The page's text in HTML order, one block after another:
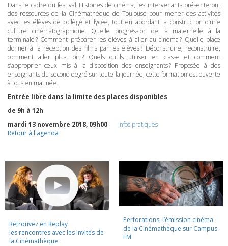
Dans le cadre du festival Histoires de cinéma, les intervenants présenteront
des ressources de la Cinémathèque de Toulouse pour mener des activités
avec les élèves de collège et lycée, tout en abordant la construction d’une
culture cinématographique. Quelle progression de la maternelle à la
terminale ? Comment préparer les élèves à aller au cinéma ? Quelle place
donner à la réception des films par les élèves ? Déconstruire, reconstruire,
comment aller plus loin ? Quels outils utiliser en classe et comment
s’approprier ceux mis à la disposition des enseignants ? Proposée à des
enseignants du second degré sur toute la journée, cette formation est ouverte
à tous en matinée.
Entrée libre dans la limite des places disponibles
de 9h à 12h
mardi 13 novembre 2018, 09h00
Infos pratiques
Retour à l'agenda
Retrouvez en Replay
les rencontres avec les invités de
la Cinémathèque
Perforations, l’émission cinéma
de la Cinémathèque sur Campus
FM